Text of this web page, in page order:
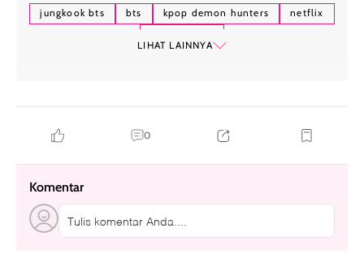
jungkook bts bts kpop demon hunters
netflix
LIHAT LAINNYA
0
Komentar
Tulis komentar Anda....